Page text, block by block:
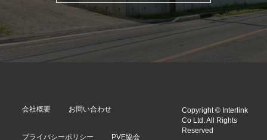
会社概要 お問い合わせ
プライバシーポリシー PVE協会
Copyright © Interlink
Co Ltd. All Rights
Reserved